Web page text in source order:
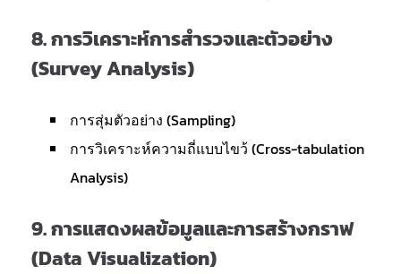
8.การวิเคราะห์การสำรวจและตัวอย่าง
(Survey Analysis)
การสุ่มตัวอย่าง (Sampling)
การวิเคราะห์ความถี่แบบไขว้ (Cross-tabulation
Analysis)
9.การแสดงผลข้อมูลและการสร้างกราฟ
(Data Visualization)